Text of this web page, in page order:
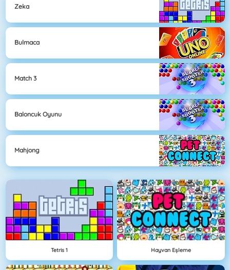
Zeka
Bulmaca
Match 3
Baloncuk Oyunu
Mahjong
Tetris 1 Hayvan Eşleme